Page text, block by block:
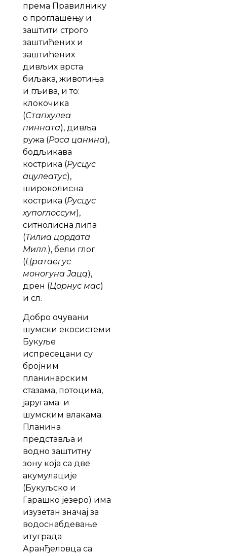
према Правилнику
о проглашењу и
заштити строго
заштићених и
заштићених
дивљих врста
биљака, животиња
и гљива, и то:
клокочика
(Стапхyлеа
пинната), дивља
ружа (Роса цанина),
бодљикава
кострика (Русцус
ацулеатус),
широколисна
кострика (Русцус
хyпоглоссум),
ситнолисна липа
(Тилиа цордата
Милл.), бели глог
(Цратаегус
моногyна Јацq),
дрен (Цорнус мас)
и сл.
Добро очувани
шумски екосистеми
Букуље
испресецани су
бројним
планинарским
стазама, потоцима,
јаругама и
шумским влакама.
Планина
представља и
водно заштитну
зону која са две
акумулације
(Букуљско и
Гарашко језеро) има
изузетан значај за
водоснабдевање
итуграда
Аранђеловца са